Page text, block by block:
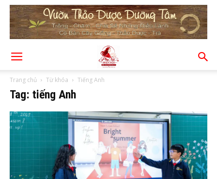
Trang chủ Từ khóa Tiếng Anh
Tag: tiếng Anh